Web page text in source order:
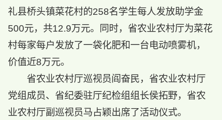
礼县桥头镇菜花村的258名学生每人发放助学金
500元，共12.9万元。同时，省农业农村厅为菜花
村每家每户发放了一袋化肥和一台电动喷雾机，
价值近8万元。
省农业农村厅巡视员阎奋民，省农业农村厅
党组成员、省纪委驻厅纪检组组长侯拓野，省农
业农村厅副巡视员马占颖出席了活动仪式。